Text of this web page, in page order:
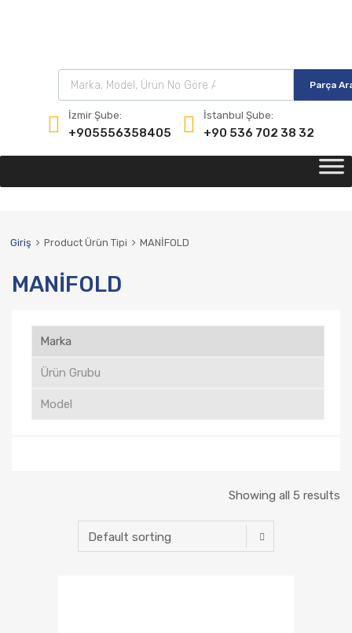
Parça
İzmir Şube:
+905556358405
İstanbul Şube:
+90 536 702 38 32
Giriş Product Ürün Tipi MANİFOLD
MANİFOLD
Showing all 5 results